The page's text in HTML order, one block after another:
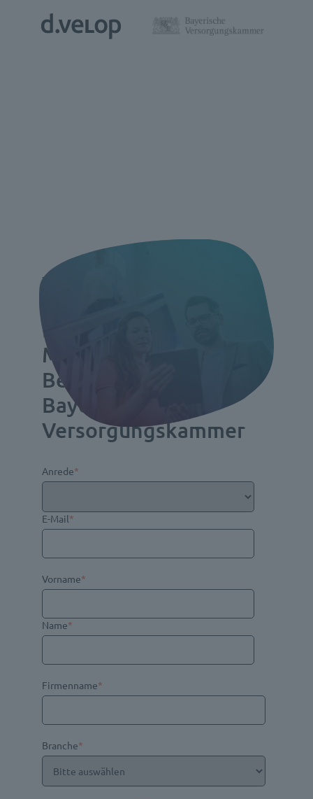
Webinar //
Real Estate Asset
Management – am
Beispiel der
Bayerischen
Versorgungskammer
Anrede*
E-Mail*
Vorname*
Name*
Firmenname*
Branche*